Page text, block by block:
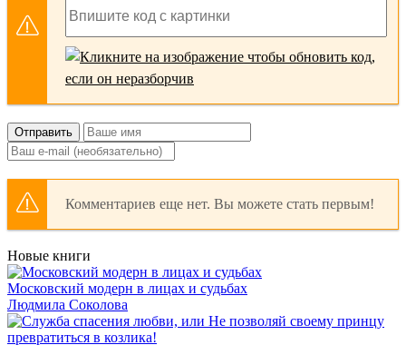
Отправить
Комментариев еще нет. Вы можете стать первым!
Новые книги
Московский модерн в лицах и судьбах
Людмила Соколова